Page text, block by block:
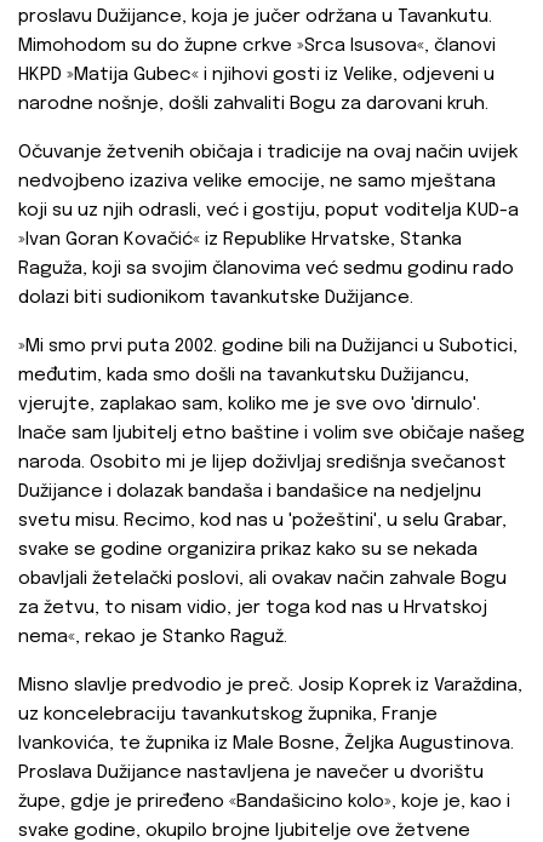
proslavu Dužijance, koja je jučer održana u Tavankutu.
Mimohodom su do župne crkve »Srca Isusova«, članovi
HKPD »Matija Gubec« i njihovi gosti iz Velike, odjeveni u
narodne nošnje, došli zahvaliti Bogu za darovani kruh.
Očuvanje žetvenih običaja i tradicije na ovaj način uvijek
nedvojbeno izaziva velike emocije, ne samo mještana
koji su uz njih odrasli, već i gostiju, poput voditelja KUD-a
»Ivan Goran Kovačić« iz Republike Hrvatske, Stanka
Raguža, koji sa svojim članovima već sedmu godinu rado
dolazi biti sudionikom tavankutske Dužijance.
»Mi smo prvi puta 2002. godine bili na Dužijanci u Subotici,
međutim, kada smo došli na tavankutsku Dužijancu,
vjerujte, zaplakao sam, koliko me je sve ovo 'dirnulo'.
Inače sam ljubitelj etno baštine i volim sve običaje našeg
naroda. Osobito mi je lijep doživljaj središnja svečanost
Dužijance i dolazak bandaša i bandašice na nedjeljnu
svetu misu. Recimo, kod nas u 'požeštini', u selu Grabar,
svake se godine organizira prikaz kako su se nekada
obavljali žetelački poslovi, ali ovakav način zahvale Bogu
za žetvu, to nisam vidio, jer toga kod nas u Hrvatskoj
nema«, rekao je Stanko Raguž.
Misno slavlje predvodio je preč. Josip Koprek iz Varaždina,
uz koncelebraciju tavankutskog župnika, Franje
Ivankovića, te župnika iz Male Bosne, Željka Augustinova.
Proslava Dužijance nastavljena je navečer u dvorištu
župe, gdje je priređeno «Bandašicino kolo», koje je, kao i
svake godine, okupilo brojne ljubitelje ove žetvene